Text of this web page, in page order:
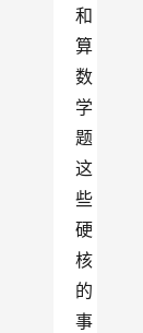
和
算
数
学
题
这
些
硬
核
的
事